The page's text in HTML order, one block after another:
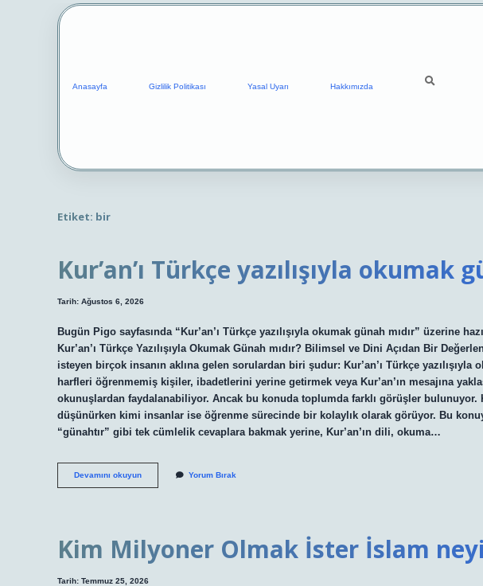
Anasayfa Gizlilik Politikası Yasal Uyarı Hakkımızda
Etiket: bir
Kur’an’ı Türkçe yazılışıyla okumak
Tarih: Ağustos 6, 2026
Bugün Pigo sayfasında “Kur’an’ı Türkçe yazılışıyla okumak günah mıdır” üzerine
Kur’an’ı Türkçe Yazılışıyla Okumak Günah mıdır? Bilimsel ve Dini Açıdan Bir
isteyen birçok insanın aklına gelen sorulardan biri şudur: Kur’an’ı Türkçe yazılışıyla
harfleri öğrenmemiş kişiler, ibadetlerini yerine getirmek veya Kur’an’ın mesajına
okunuşlardan faydalanabiliyor. Ancak bu konuda toplumda farklı görüşler bulunuyor.
düşünürken kimi insanlar ise öğrenme sürecinde bir kolaylık olarak görüyor. Bu
“günahtır” gibi tek cümlelik cevaplara bakmak yerine, Kur’an’ın dili, okuma…
Devamını okuyunKur’an’ı
Türkçe
?
Yorum Bırak
Kim Milyoner Olmak İster İslam
Tarih: Temmuz 25, 2026